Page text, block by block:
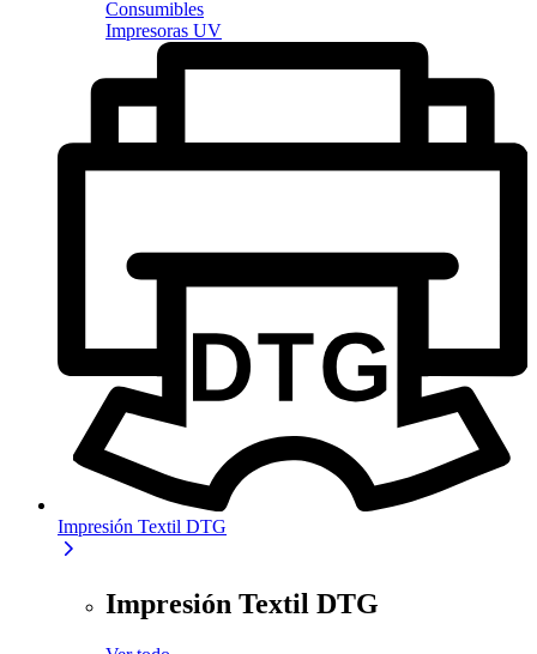
Consumibles
Impresoras UV
Impresión Textil DTG
Impresión Textil DTG